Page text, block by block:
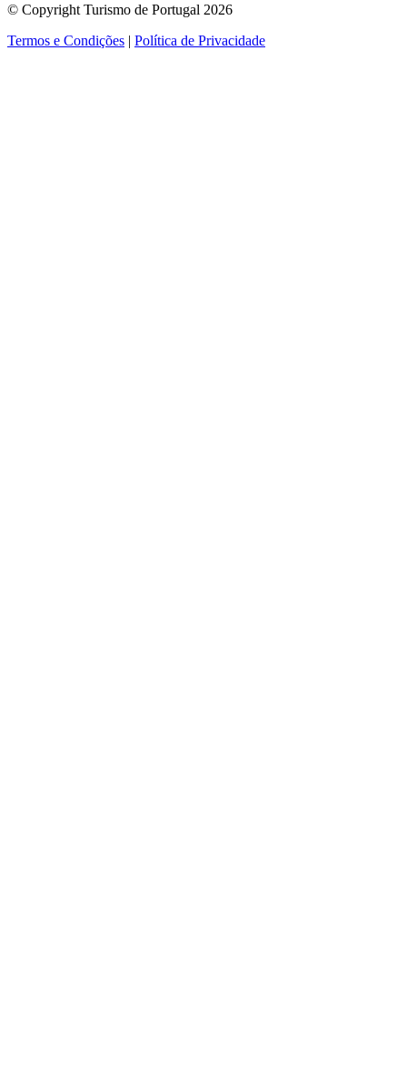
© Copyright Turismo de Portugal 2026
Termos e Condições | Política de Privacidade